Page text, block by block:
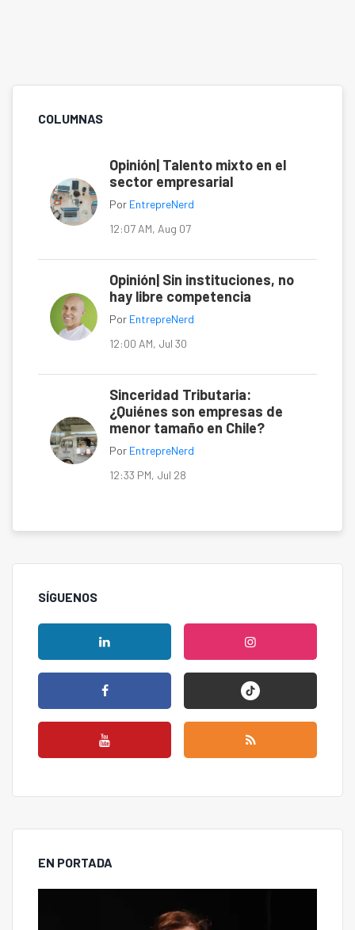
COLUMNAS
Opinión| Talento mixto en el
sector empresarial
Por EntrepreNerd
12:07 AM, Aug 07
Opinión| Sin instituciones, no
hay libre competencia
Por EntrepreNerd
12:00 AM, Jul 30
Sinceridad Tributaria:
¿Quiénes son empresas de
menor tamaño en Chile?
Por EntrepreNerd
12:33 PM, Jul 28
SÍGUENOS
EN PORTADA